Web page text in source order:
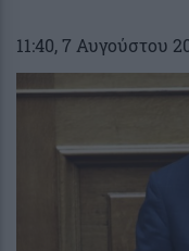
11:40, 7 Αυγούστου